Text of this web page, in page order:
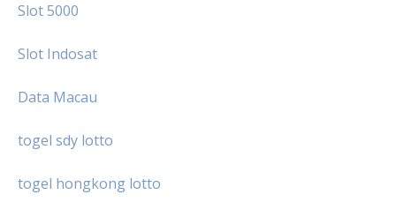
Slot 5000
Slot Indosat
Data Macau
togel sdy lotto
togel hongkong lotto